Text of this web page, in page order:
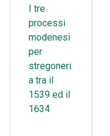
I tre
processi
modenesi
per
stregoneri
a tra il
1539 ed il
1634